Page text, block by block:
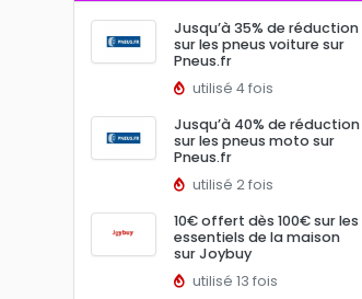
Jusqu’à 35% de réduction
sur les pneus voiture sur
Pneus.fr
utilisé 4 fois
Jusqu’à 40% de réduction
sur les pneus moto sur
Pneus.fr
utilisé 2 fois
10€ offert dès 100€ sur les
essentiels de la maison
sur Joybuy
utilisé 13 fois